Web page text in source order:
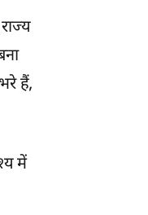
हैं,
में